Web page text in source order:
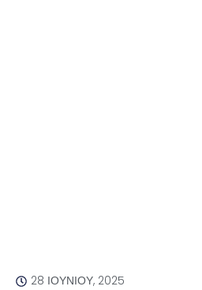
28 ΙΟΥΝΊΟΥ, 2025